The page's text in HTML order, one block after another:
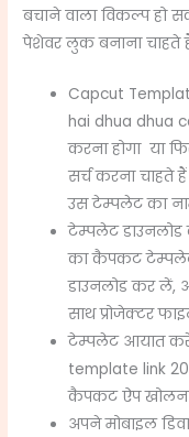
बचाने वाला विकल्प हो
पेशेवर लुक बनाना चाहते
Capcut
hai dhua dhua
करना होगा या
सर्च करना चाहते
उस टेम्पलेट का
टेम्पलेट डाउनलोड
का कैपकट टेम्पलेट
डाउनलोड कर लें,
साथ प्रोजेक्टर
टेम्पलेट आयात
template link
कैपकट ऐप खोलना
अपने मोबाइल